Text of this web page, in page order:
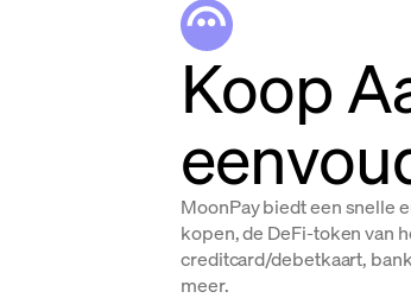
Koop
MoonPay biedt een snelle
kopen, de DeFi-token van
creditcard/debetkaart,
meer.